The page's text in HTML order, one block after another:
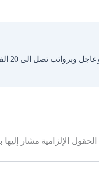
الحقول الإلزامية مشار إليها